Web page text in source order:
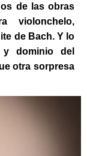
de las obras
violonchelo,
de Bach. Y lo
dominio del
otra sorpresa